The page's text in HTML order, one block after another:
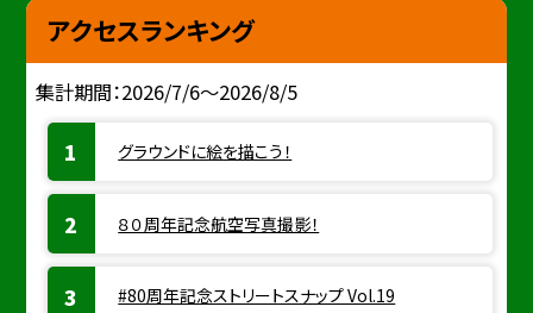
アクセスランキング
集計期間：2026/7/6～2026/8/5
グラウンドに絵を描こう！
８０周年記念航空写真撮影！
#80周年記念ストリートスナップ Vol.19